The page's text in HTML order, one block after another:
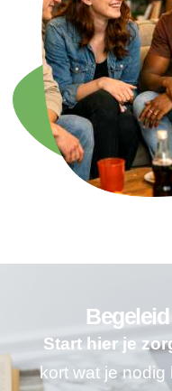
Start hier je
kort wat je nodig